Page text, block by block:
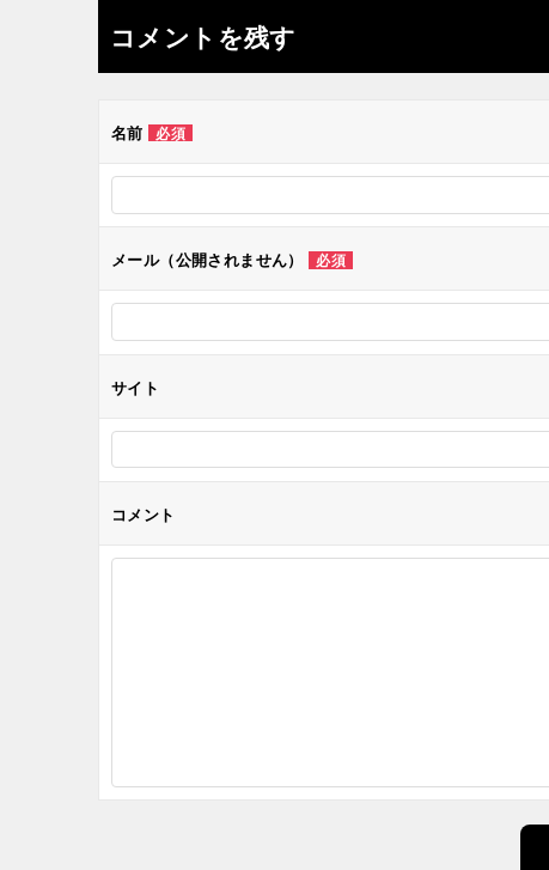
ナ
ビ
ゲ
ー
ン
コメントを残す
名前 必須
メール（公開されません） 必須
サイト
コメント